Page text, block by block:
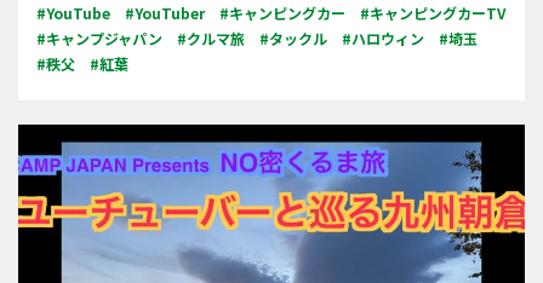
#YouTube #YouTuber #キャンピングカー
#キャンピングカーTV
#キャンプジャパン
#クルマ旅 #タックル #ハロウィン
#埼玉
#秩父
#紅葉